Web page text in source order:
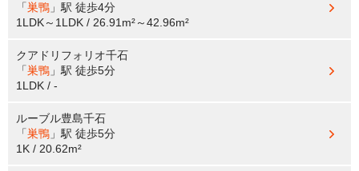
「巣鴨 」駅 徒歩4分
1LDK～1LDK / 26.91m²～42.96m²
クアドリフォリオ千石
「巣鴨 」駅 徒歩5分
1LDK / -
ルーブル豊島千石
「巣鴨 」駅 徒歩5分
1K / 20.62m²